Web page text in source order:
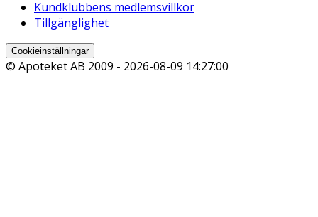
Kundklubbens medlemsvillkor
Tillgänglighet
Cookieinställningar
© Apoteket AB 2009 - 2026-08-09 14:27:00